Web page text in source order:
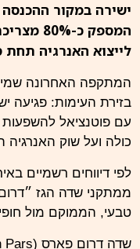
ישירה במקור
המספק
לייצוא האנרגיה תחת
המתקפה האחרונה
בזירת העימות: פגיעה
עם פוטנציאל
כולה ועל שוק האנרגיה
לפי דיווחים רשמיים
ממתקני שדה הגז
טבעי, הממוקם מול